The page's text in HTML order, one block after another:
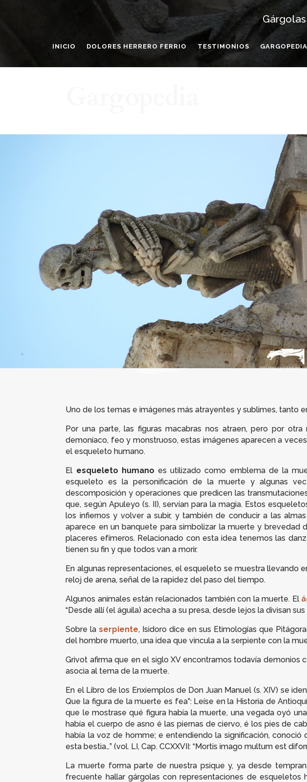
INICIO DOLORES HERRERO FERRIO TESTIMONIOS GARGOPEDIA
Uno de los temas e imágenes más atrayentes y sublimes, tanto
Por una parte, las figuras macabras nos atraen, pero por
demoníaco, feo y monstruoso, estas imágenes aparecen a
el esqueleto humano.
El esqueleto humano es utilizado como emblema de la
esqueleto es la personificación de la muerte y algunas
descomposición y operaciones que predicen las
que, según Apuleyo (s. II), servían para la magia. Estos
los infiernos y volver a subir, y también de conducir a las
aparece en un banquete para simbolizar la muerte y
placeres efímeros. Relacionado con esta idea tenemos las
tienen su fin y que todos van a morir.
En algunas representaciones, el esqueleto se muestra llevando
reloj de arena, señal de la rapidez del paso del tiempo.
Algunos animales están relacionados también con la muerte. El
“Desde allí (el águila) acecha a su presa, desde lejos la divisan
Sobre laserpiente, Isidoro dice en sus Etimologías que
del hombre muerto, una idea que vincula a la serpiente con la
Grivot afirma que en el siglo XV encontramos todavía demonios
asocia al tema de la muerte.
En el Libro de los Enxiemplosde Don Juan Manuel (s. XIV) se
Que la figura de la muerte es fea”: Leíse en la Historia de
que le mostrase qué figura había la muerte, una vegada oyó
había el cuerpo de asno é las piernas de ciervo, é los pies de
había la voz de homme; e entendiendo la significación,
esta bestia…” (vol. LI, Cap. CCXXVII: “Mortis imago multum est
La muerte forma parte de nuestra psique y, ya desde
frecuente hallar gárgolas con representaciones de esqueletos